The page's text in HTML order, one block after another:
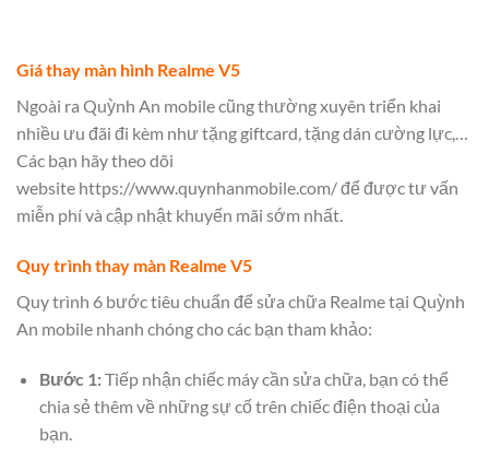
Giá thay màn hình Realme V5
Ngoài ra Quỳnh An mobile cũng thường xuyên triển khai
nhiều ưu đãi đi kèm như tặng giftcard, tặng dán cường lực,…
Các bạn hãy theo dõi
website https://www.quynhanmobile.com/ để được tư vấn
miễn phí và cập nhật khuyến mãi sớm nhất.
Quy trình thay màn Realme V5
Quy trình 6 bước tiêu chuẩn để sửa chữa Realme tại Quỳnh
An mobile nhanh chóng cho các bạn tham khảo:
Bước 1:Tiếp nhận chiếc máy cần sửa chữa, bạn có thể
chia sẻ thêm về những sự cố trên chiếc điện thoại của
bạn.